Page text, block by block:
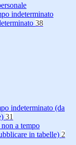
indeterminato
38
indeterminato (da
31
a tempo
in tabelle) 2